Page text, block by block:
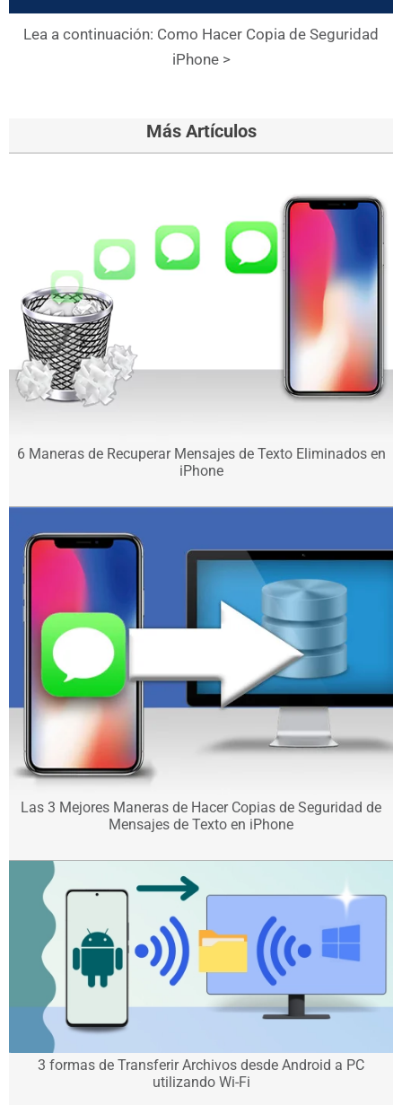
Lea a continuación: Como Hacer Copia de Seguridad
iPhone >
Más Artículos
6 Maneras de Recuperar Mensajes de Texto Eliminados en
iPhone
Las 3 Mejores Maneras de Hacer Copias de Seguridad de
Mensajes de Texto en iPhone
3 formas de Transferir Archivos desde Android a PC
utilizando Wi-Fi